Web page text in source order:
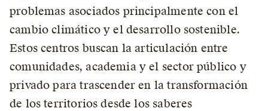
problemas asociados principalmente con el
cambio climático y el desarrollo sostenible.
Estos centros buscan la articulación entre
comunidades, academia y el sector público y
privado para trascender en la transformación
de los territorios desde los saberes